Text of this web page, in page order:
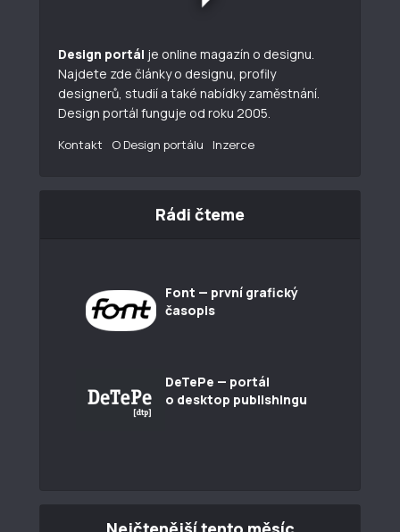
Design portál je online magazín o designu.
Najdete zde články o designu, profily
designerů, studií a také nabídky zaměstnání.
Design portál funguje od roku 2005.
Kontakt O Design portálu Inzerce
Rádi čteme
Font — první grafický
časopis
DeTePe — portál
o desktop publishingu